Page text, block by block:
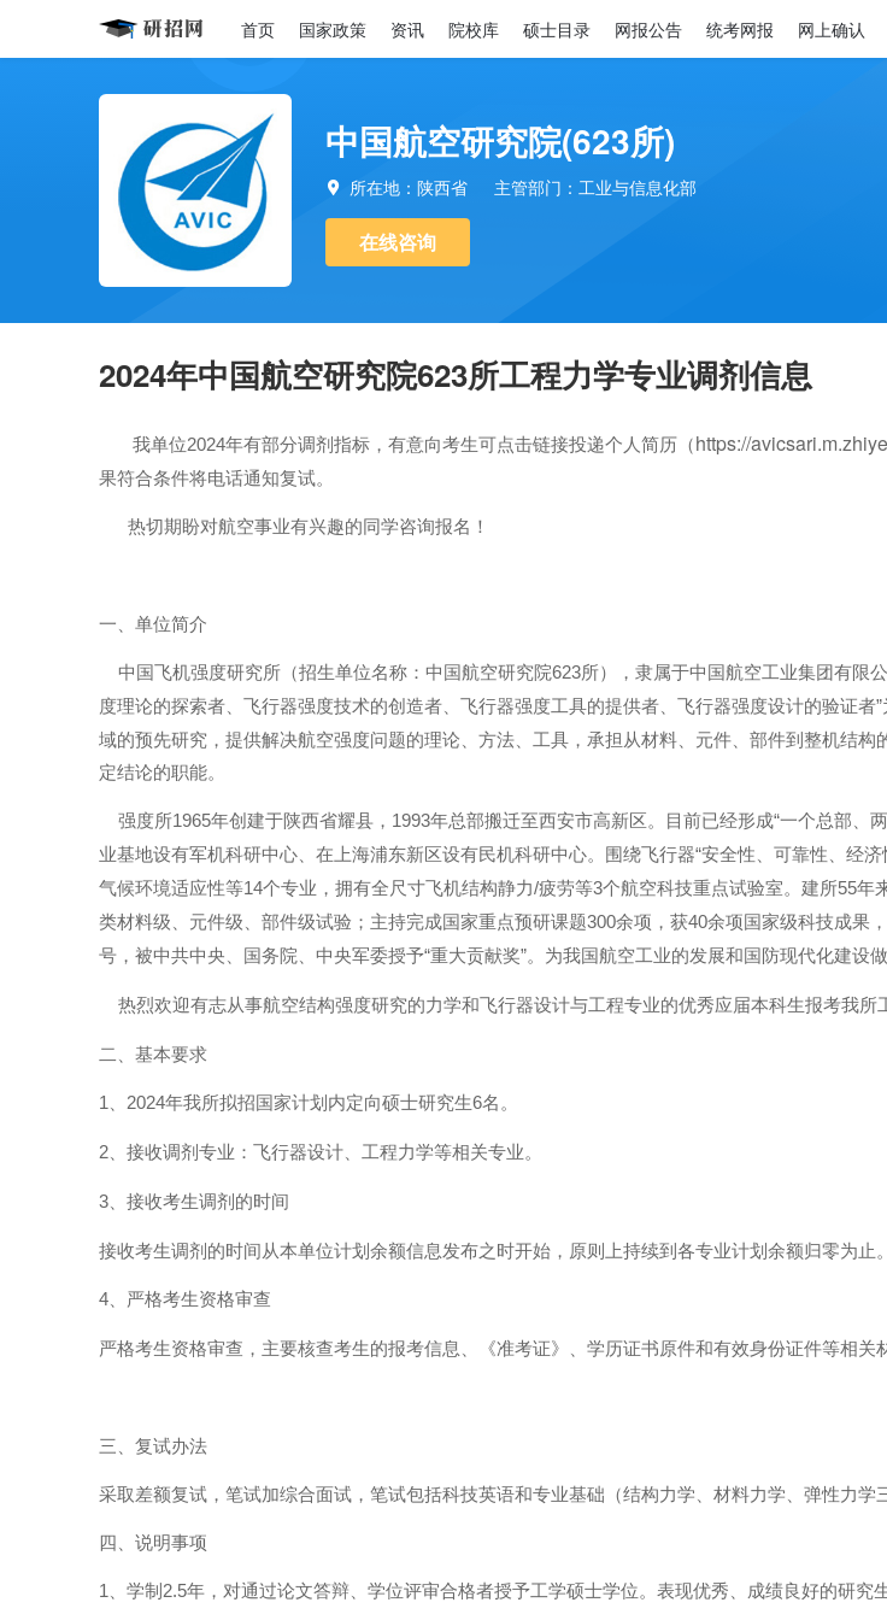
首页 国家政策 资讯 院校库 硕士目录 网报公告 统考网报 网上确认
中国航空研究院(623所)
 所在地：陕西省 主管部门：工业与信息化部
在线咨询
2024年中国航空研究院623所工程力学专业调剂信息
我单位2024年有部分调剂指标，有意向考生可点击链接投递个人简历（https://
果符合条件将电话通知复试。
热切期盼对航空事业有兴趣的同学咨询报名！
一、单位简介
中国飞机强度研究所（招生单位名称：中国航空研究院623所），隶属于中国航空工业集团有限
度理论的探索者、飞行器强度技术的创造者、飞行器强度工具的提供者、飞行器强度设计的验证者”
域的预先研究，提供解决航空强度问题的理论、方法、工具，承担从材料、元件、部件到整机结
定结论的职能。
强度所1965年创建于陕西省耀县， 1993年总部搬迁至西安市高新区。目前已经形成“一个总部、
业基地设有军机科研中心、在上海浦东新区设有民机科研中心。围绕飞行器“安全性、可靠性、经
气候环境适应性等14个专业，拥有全尺寸飞机结构静力/疲劳等3个航空科技重点试验室。建所55年
类材料级、元件级、部件级试验；主持完成国家重点预研课题300余项，获40余项国家级科技成果，
号，被中共中央、国务院、中央军委授予“重大贡献奖”。为我国航空工业的发展和国防现代化建设做
热烈欢迎有志从事航空结构强度研究的力学和飞行器设计与工程专业的优秀应届本科生报考我所
二、基本要求
1 2024年我所拟招国家计划内定向硕士研究生6名。
2 、接收调剂专业：飞行器设计、工程力学等相关专业。
3
、接收考生调剂的时间
接收考生调剂的时间从本单位计划余额信息发布之时开始，原则上持续到各专业计划余额归零为止。
4
、严格考生资格审查
严格考生资格审查，主要核查考生的报考信息、《准考证》、学历证书原件和有效身份证件等相关
三、复试办法
采取差额复试，笔试加综合面试，笔试包括科技英语和专业基础（结构力学、材料力学、弹性力学
四、说明事项
1 、学制2.5年，对通过论文答辩、学位评审合格者授予工学硕士学位。表现优秀、成绩良好的研究